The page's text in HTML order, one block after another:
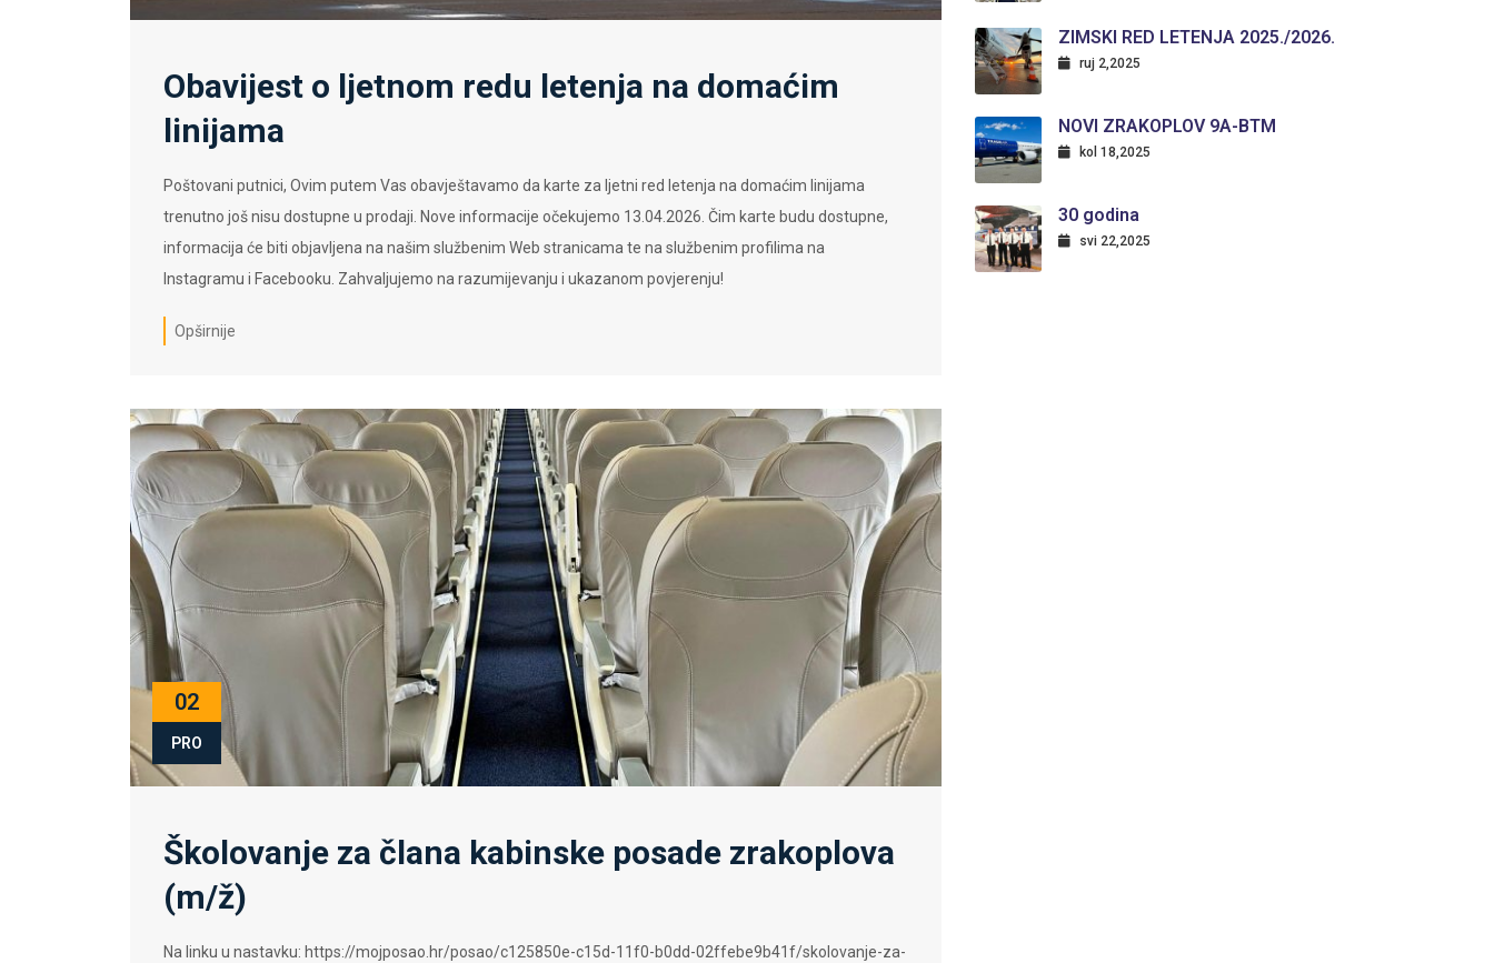
Obavijest o ljetnom redu letenja na domaćim
linijama
Poštovani putnici, Ovim putem Vas obavještavamo da karte za ljetni red letenja na domaćim linijama
trenutno još nisu dostupne u prodaji. Nove informacije očekujemo 13.04.2026. Čim karte budu dostupne,
informacija će biti objavljena na našim službenim Web stranicama te na službenim profilima na
Instagramu i Facebooku. Zahvaljujemo na razumijevanju i ukazanom povjerenju!
Opširnije
02
PRO
Školovanje za člana kabinske posade zrakoplova
(m/ž)
Na linku u nastavku: https://mojposao.hr/posao/c125850e-c15d-11f0-b0dd-02ffebe9b41f/skolovanje-za-
ZIMSKI RED LETENJA 2025./2026.
ruj 2,2025
NOVI ZRAKOPLOV 9A-BTM
kol 18,2025
30 godina
svi 22,2025